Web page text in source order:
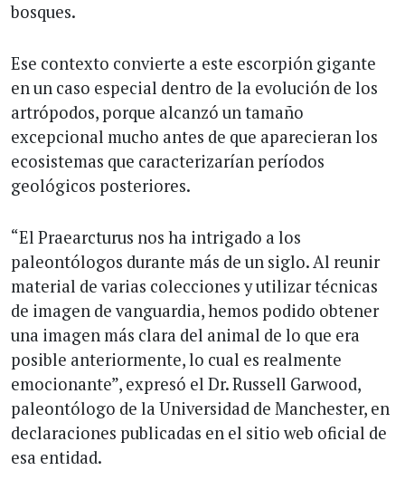
bosques.
Ese contexto convierte a este escorpión gigante
en un caso especial dentro de la evolución de los
artrópodos, porque alcanzó un tamaño
excepcional mucho antes de que aparecieran los
ecosistemas que caracterizarían períodos
geológicos posteriores.
“El Praearcturus nos ha intrigado a los
paleontólogos durante más de un siglo. Al reunir
material de varias colecciones y utilizar técnicas
de imagen de vanguardia, hemos podido obtener
una imagen más clara del animal de lo que era
posible anteriormente, lo cual es realmente
emocionante”, expresó el Dr. Russell Garwood,
paleontólogo de la Universidad de Manchester, en
declaraciones publicadas en el sitio web oficial de
esa entidad.